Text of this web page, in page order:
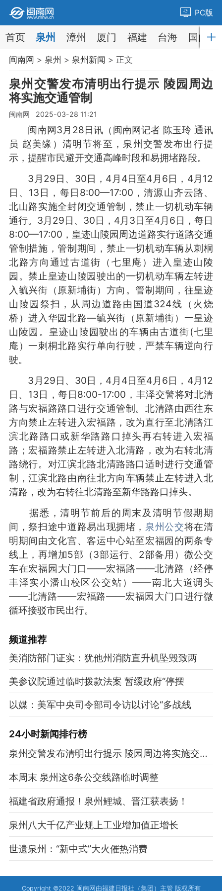
PC版
首页 泉州 漳州 厦门 福建 台海 国内
闽南网 > 泉州 > 泉州新闻 > 正文
泉州交警发布清明出行提示 陵园周边
将实施交通管制
闽南网 2025-03-28 11:21
闽南网3月28日讯（闽南网记者 陈玉玲 通讯
员 赵美缘）清明节将至，泉州交警发布出行提
示，提醒市民避开交通高峰时段和易拥堵路段。
3月29日、30日，4月4日至4月6日，4月12
日、13日，每日8:00—17:00，清源山齐云路、
北山路实施全封闭交通管制，禁止一切机动车辆
通行。3月29日、30日，4月3日至4月6日，每日
8:00—17:00，皇迹山陵园周边道路实行道路交通
管制措施，管制期间，禁止一切机动车辆从刺桐
北路方向通过古道街（七里庵）进入皇迹山陵
园。禁止皇迹山陵园驶出的一切机动车辆左转进
入毓兴街（原新埔街）方向。管制期间，往皇迹
山陵园祭扫，从周边道路由国道324线（火烧
桥）进入华园北路—毓兴街（原新埔街）一皇迹
山陵园。皇迹山陵园驶出的车辆由古道街(七里
庵）一刺桐北路实行单向行驶，严禁车辆逆向行
驶。
3月29日、30日，4月4日至4月6日，4月12
日、13日，每日8:00-17:00，丰泽交警将对北清
路与宏福路路口进行交通管制。北清路由西往东
方向禁止左转进入宏福路，改为直行至北清路江
滨北路路口或新华路路口掉头再右转进入宏福
路；宏福路禁止左转进入北清路，改为右转北清
路绕行。对江滨北路北清路路口适时进行交通管
制，江滨北路由南往北方向车辆禁止左转进入北
清路，改为右转往北清路至新华路路口掉头。
据悉，清明节前后的周末及清明节假期期
间，祭扫途中道路易出现拥堵， 泉州公交将在清
明期间由文化宫、客运中心站至宏福园的两条专
线上，再增加5部（3部运行、2部备用）微公交
车在宏福园大门口——宏福路——北清路（经停
丰泽实小潘山校区公交站）——南北大道调头
——北清路——宏福路——宏福园大门口进行微
循环接驳市民出行。
频道推荐
美消防部门证实：犹他州消防直升机坠毁致两
美参议院通过临时拨款法案 暂缓政府“停摆
以媒：美军中央司令部司令访以讨论“多战线
24小时新闻排行榜
泉州交警发布清明出行提示 陵园周边将实施交通管制
本周末 泉州这6条公交线路临时调整
福建省政府通报！泉州鲤城、晋江获表扬！
泉州八大千亿产业规上工业增加值正增长
世遗泉州：“新中式”大火催热消费
Copyright ©2022 闽南网由福建日报社（集团）主管 版权所有